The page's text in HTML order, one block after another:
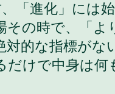
「進化」には
その時で、「
対的な指標がな
だけで中身は